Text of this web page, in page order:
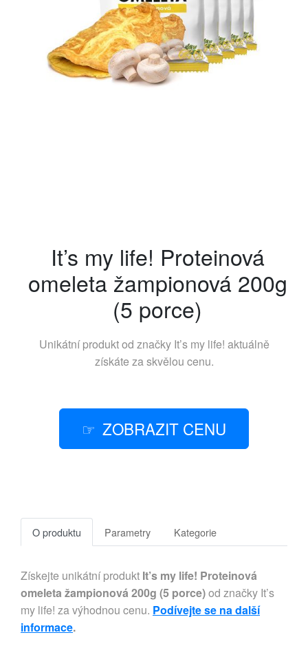
It’s my life! Proteinová
omeleta žampionová 200g
(5 porce)
Unikátní produkt od značky It’s my life! aktuálně
získáte za skvělou cenu.
ZOBRAZIT CENU
O produktu Parametry Kategorie
Získejte unikátní produkt It’s my life! Proteinová
omeleta žampionová 200g (5 porce)od značky It’s
my life! za výhodnou cenu. Podívejte se na další
informace.